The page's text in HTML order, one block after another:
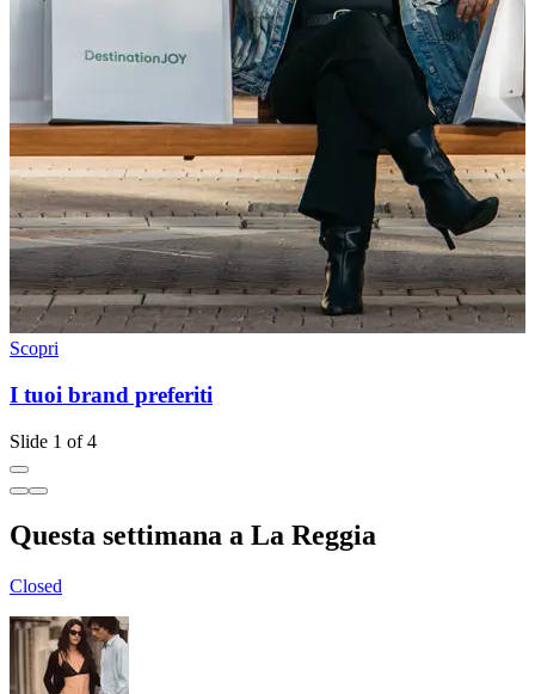
Scopri
I tuoi brand preferiti
Slide 1 of 4
Questa settimana a La Reggia
Closed